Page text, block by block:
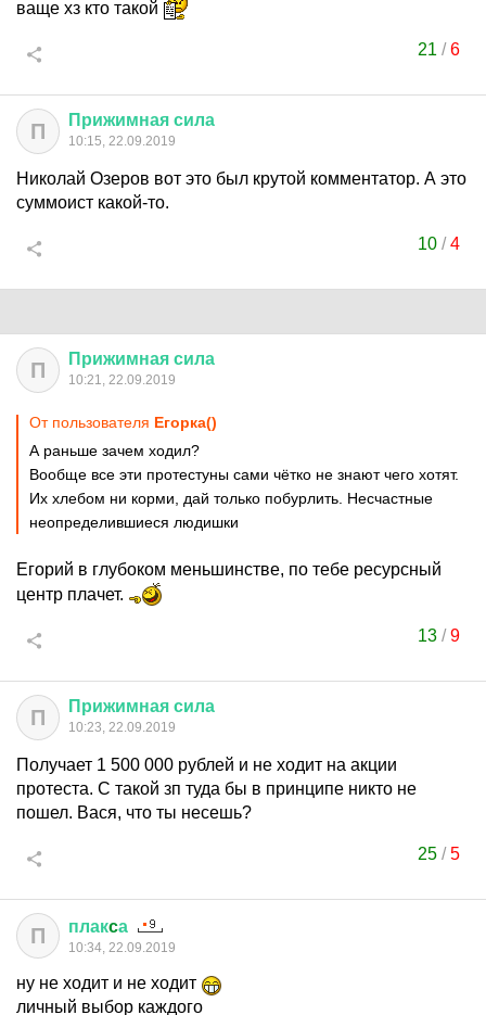
ваще хз кто такой
21 /6
П Прижимная сила
10:15, 22.09.2019
Николай Озеров вот это был крутой комментатор. А это
суммоист какой-то.
10 /4
П Прижимная сила
10:21, 22.09.2019
От пользователя Егорка()
А раньше зачем ходил?
Вообще все эти протестуны сами чётко не знают чего хотят.
Их хлебом ни корми, дай только побурлить. Несчастные
неопределившиеся людишки
Егорий в глубоком меньшинстве, по тебе ресурсный
центр плачет.
13 /9
П Прижимная сила
10:23, 22.09.2019
Получает 1 500 000 рублей и не ходит на акции
протеста. С такой зп туда бы в принципе никто не
пошел. Вася, что ты несешь?
25 /5
П плакcа
10:34, 22.09.2019
ну не ходит и не ходит
личный выбор каждого